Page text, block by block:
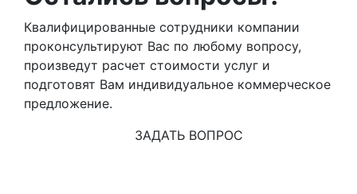
Квалифицированные сотрудники компании
проконсультируют Вас по любому вопросу,
произведут расчет стоимости услуг и
подготовят Вам индивидуальное коммерческое
предложение.
ЗАДАТЬ ВОПРОС